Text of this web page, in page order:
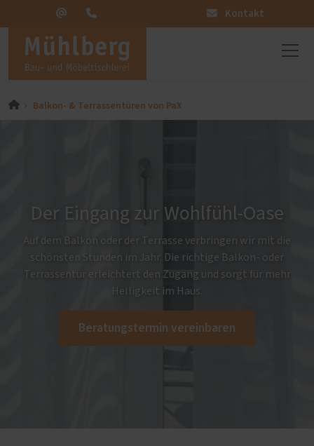
Kontakt
Balkon- & Terrassentüren von PaX
Der Eingang zur Wohlfühl-Oase
Auf dem Balkon oder der Terrasse verbringen wir mit die
schönsten Stunden im Jahr. Die richtige Balkon- oder
Terrassentür erleichtert den Zugang und sorgt für mehr
Helligkeit im Haus.
Beratungstermin vereinbaren